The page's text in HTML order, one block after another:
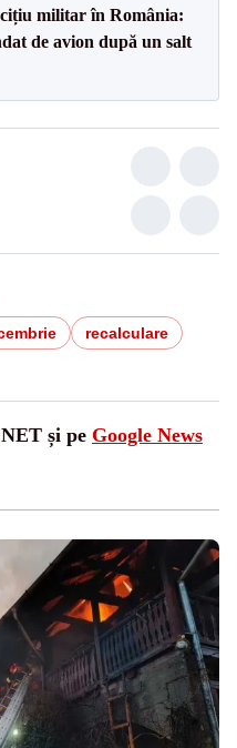
militar în România:
de avion după un salt
recalculare
și pe Google News